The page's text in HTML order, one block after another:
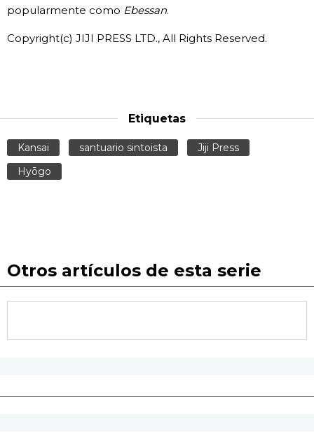
popularmente como Ebessan.
Copyright(c) JIJI PRESS LTD., All Rights Reserved.
Etiquetas
Kansai santuario sintoista
Jiji Press
Hyōgo
Otros artículos de esta serie